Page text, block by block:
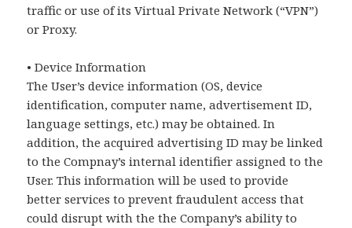
traffic or use of its Virtual Private Network (“VPN”)
or Proxy.
• Device Information
The User’s device information (OS, device
identification, computer name, advertisement ID,
language settings, etc.) may be obtained. In
addition, the acquired advertising ID may be linked
to the Compnay’s internal identifier assigned to the
User. This information will be used to provide
better services to prevent fraudulent access that
could disrupt with the the Company’s ability to